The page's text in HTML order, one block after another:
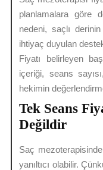
planlamalara göre
nedeni, saçlı
ihtiyaç duyulan
Fiyatı belirleyen
içeriği, seans
hekimin
Tek Seans
Değildir
Saç
yanıltıcı olabilir.